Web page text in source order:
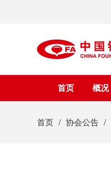
首页 概况
首页 协会公告